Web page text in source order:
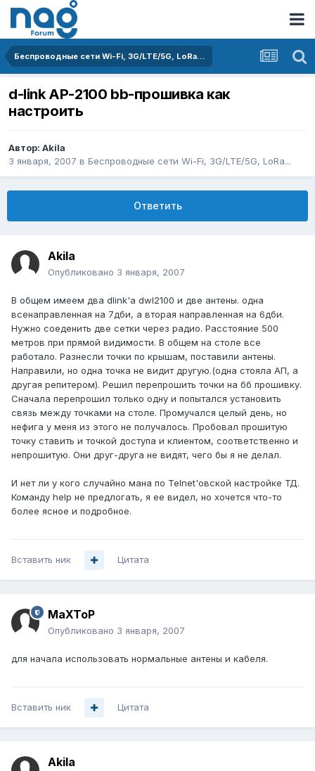
Беспроводные сети Wi-Fi, 3G/LTE/5G, LoRa...
d-link AP-2100 bb-прошивка как
настроить
Автор: Akila
3 января, 2007 в Беспроводные сети Wi-Fi, 3G/LTE/5G, LoRa...
Ответить
Akila
Опубликовано 3 января, 2007
В общем имеем два dlink'a dwl2100 и две антены. одна
всенаправленная на 7дби, а вторая направленная на 6дби.
Нужно соеденить две сетки через радио. Расстояние 500
метров при прямой видимости. В общем на столе все
работало. Разнесли точки по крышам, поставили антены.
Направили, но одна точка не видит другую.(одна стояла АП, а
другая репитером). Решил перепрошить точки на бб прошивку.
Сначала перепрошил только одну и попытался установить
связь между точками на столе. Промучался целый день, но
нефига у меня из этого не получалось. Пробовал прошитую
точку ставить и точкой доступа и клиентом, соответственно и
непрошитую. Они друг-друга не видят, чего бы я не делал.
И нет ли у кого случайно мана по Telnet'овской настройке ТД.
Команду help не предлогать, я ее видел, но хочется что-то
более ясное и подробное.
Вставить ник Цитата
MaXToP
Опубликовано 3 января, 2007
для начала использовать нормальные антены и кабеля.
Вставить ник Цитата
Akila